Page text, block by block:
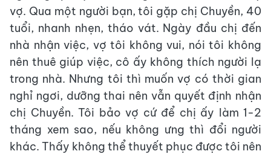
vợ. Qua một người bạn, tôi gặp chị Chuyền, 40
tuổi, nhanh nhẹn, tháo vát. Ngày đầu chị đến
nhà nhận việc, vợ tôi không vui, nói tôi không
nên thuê giúp việc, cô ấy không thích người lạ
trong nhà. Nhưng tôi thì muốn vợ có thời gian
nghỉ ngơi, dưỡng thai nên vẫn quyết định nhận
chị Chuyền. Tôi bảo vợ cứ để chị ấy làm 1-2
tháng xem sao, nếu không ưng thì đổi người
khác. Thấy không thể thuyết phục được tôi nên